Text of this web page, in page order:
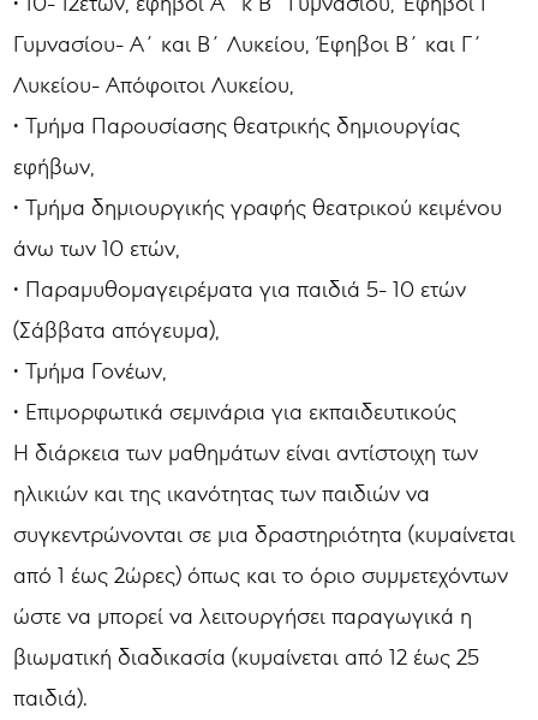
Γυμνασίου- Α΄ και Β΄ Λυκείου, Έφηβοι Β΄ και Γ΄
Λυκείου- Απόφοιτοι Λυκείου,
• Τμήμα Παρουσίασης θεατρικής δημιουργίας
εφήβων,
• Τμήμα δημιουργικής γραφής θεατρικού κειμένου
άνω των 10 ετών,
• Παραμυθομαγειρέματα για παιδιά 5- 10 ετών
(Σάββατα απόγευμα),
• Τμήμα Γονέων,
• Επιμορφωτικά σεμινάρια για εκπαιδευτικούς
Η διάρκεια των μαθημάτων είναι αντίστοιχη των
ηλικιών και της ικανότητας των παιδιών να
συγκεντρώνονται σε μια δραστηριότητα (κυμαίνεται
από 1 έως 2ώρες) όπως και το όριο συμμετεχόντων
ώστε να μπορεί να λειτουργήσει παραγωγικά η
βιωματική διαδικασία (κυμαίνεται από 12 έως 25
παιδιά).